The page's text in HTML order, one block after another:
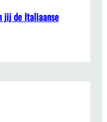
jij de Italiaanse